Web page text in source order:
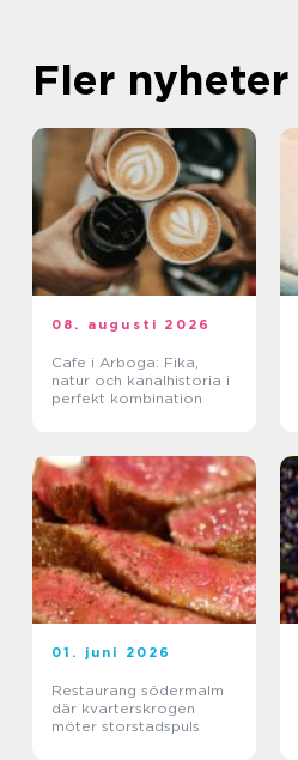
Fler nyheter
08. augusti 2026
Cafe i Arboga: Fika,
natur och kanalhistoria i
perfekt kombination
01. juni 2026
Restaurang södermalm
där kvarterskrogen
möter storstadspuls